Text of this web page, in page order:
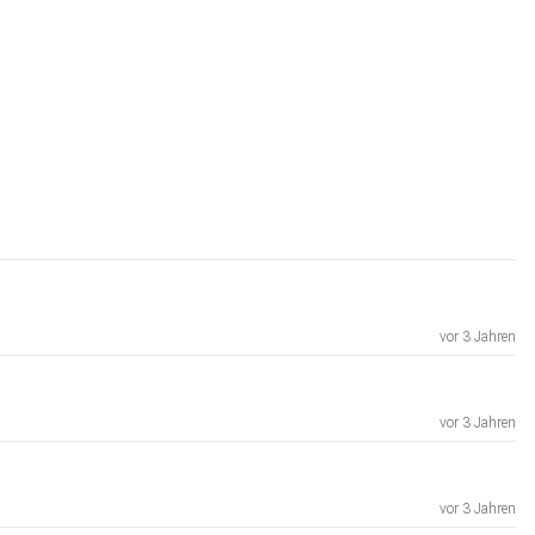
vor 3 Jahren
vor 3 Jahren
vor 3 Jahren